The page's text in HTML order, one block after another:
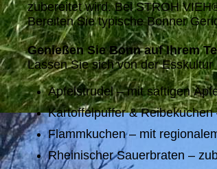
zubereitet wird. Bei STROH
Bereiten Sie typische Bonner
Genießen Sie Bonn auf Ihrem
Lassen Sie sich von der
Apfelstrudel – mit saftigen
Kartoffelpuffer &
Flammkuchen – mit
Rheinischer Sauerbraten –